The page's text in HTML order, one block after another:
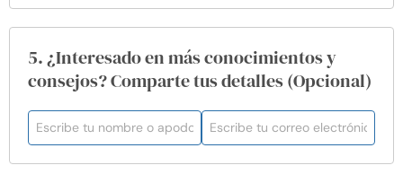
5. ¿Interesado en más conocimientos y
consejos? Comparte tus detalles (Opcional)